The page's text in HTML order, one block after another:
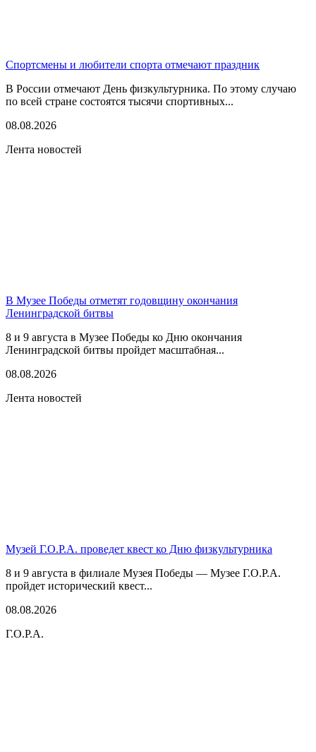
Спортсмены и любители спорта отмечают праздник
В России отмечают День физкультурника. По этому случаю
по всей стране состоятся тысячи спортивных...
08.08.2026
Лента новостей
В Музее Победы отметят годовщину окончания
Ленинградской битвы
8 и 9 августа в Музее Победы ко Дню окончания
Ленинградской битвы пройдет масштабная...
08.08.2026
Лента новостей
Музей Г.О.Р.А. проведет квест ко Дню физкультурника
8 и 9 августа в филиале Музея Победы — Музее Г.О.Р.А.
пройдет исторический квест...
08.08.2026
Г.О.Р.А.